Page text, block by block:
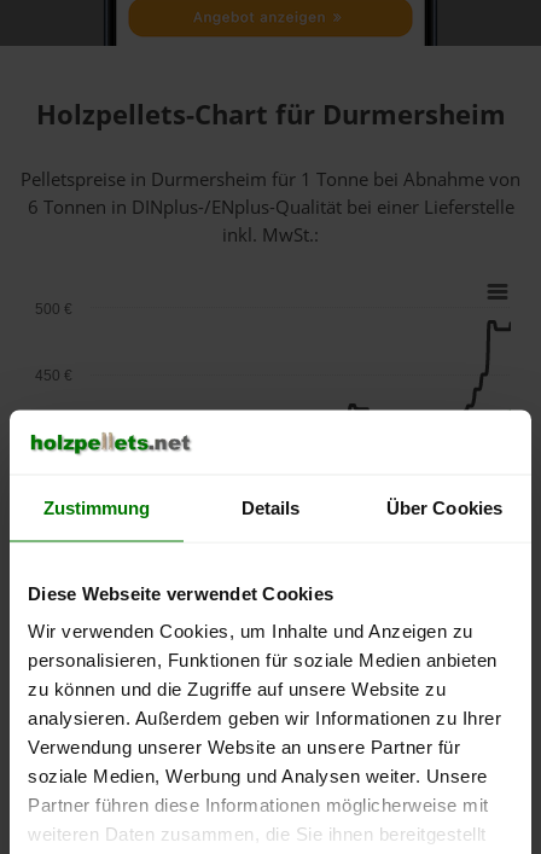
Zustimmung Details Über Cookies
Diese Webseite verwendet Cookies
Wir verwenden Cookies, um Inhalte und Anzeigen zu
personalisieren, Funktionen für soziale Medien anbieten
zu können und die Zugriffe auf unsere Website zu
analysieren. Außerdem geben wir Informationen zu Ihrer
Verwendung unserer Website an unsere Partner für
soziale Medien, Werbung und Analysen weiter. Unsere
Partner führen diese Informationen möglicherweise mit
weiteren Daten zusammen, die Sie ihnen bereitgestellt
Holzpellets-Chart für Durmersheim
Pelletspreise in Durmersheim für 1 Tonne bei Abnahmevon
6 Tonnen in DINplus-/ENplus-Qualität bei einer Lieferstelle
inkl. MwSt.:
lose Ware Sackware
September
Januar
Mai
250 €
350 €
400 €
450 €
500 €
Die aktuelle Preisentwicklung für Holzpellets in Deutschland
können Sie jederzeit auf unsererPelletspreise-Seite
nachvollziehen.